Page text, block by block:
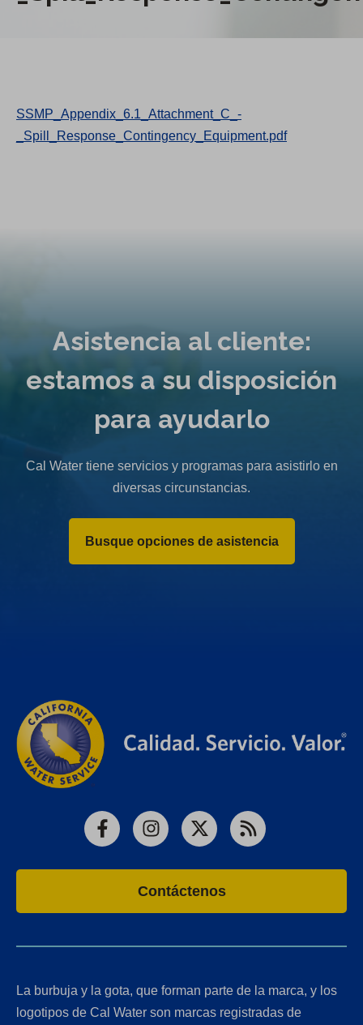
SSMP_Appendix_6.1_Attachment_C_-
_Spill_Response_Contingency_Equipment.pdf
Asistencia al cliente:
estamos a su disposición
para ayudarlo
Cal Water tiene servicios y programas para asistirlo en
diversas circunstancias.
Busque opciones de asistencia
FacebookInstagram
X RSS
Contáctenos
La burbuja y la gota, que forman parte de la marca, y los
logotipos de Cal Water son marcas registradas de